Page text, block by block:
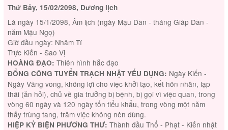
Thứ Bảy, 15/02/2098, Dương lịch
Là ngày 15/1/2098, Âm lịch (ngày Mậu Dần - tháng Giáp Dần -
năm Mậu Ngọ)
Giờ đầu ngày: Nhâm Tí
Trực Kiến - Sao Vị
HOÀNG ĐẠO: Thiên hình hắc đạo
ĐỔNG CÔNG TUYỂN TRẠCH NHẬT YẾU DỤNG: Ngày Kiến -
Ngày Vãng vong, không lợi cho việc khởi tạo, kết hôn nhân, lạp
thái (ăn hỏi), chủ về gia trưởng bị bệnh, bị gọi vì việc quan, trong
vòng 60 ngày và 120 ngày tổn tiểu khẩu, trong vòng một năm
thấy trùng tang, trăm việc không nên dùng.
HIỆP KỶ BIỆN PHƯƠNG THƯ: Thành đầu Thổ - Phạt - Kiến nhật